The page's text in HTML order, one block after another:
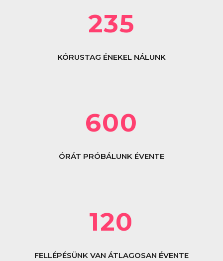
235
KÓRUSTAG ÉNEKEL NÁLUNK
600
ÓRÁT PRÓBÁLUNK ÉVENTE
120
FELLÉPÉSÜNK VAN ÁTLAGOSAN ÉVENTE